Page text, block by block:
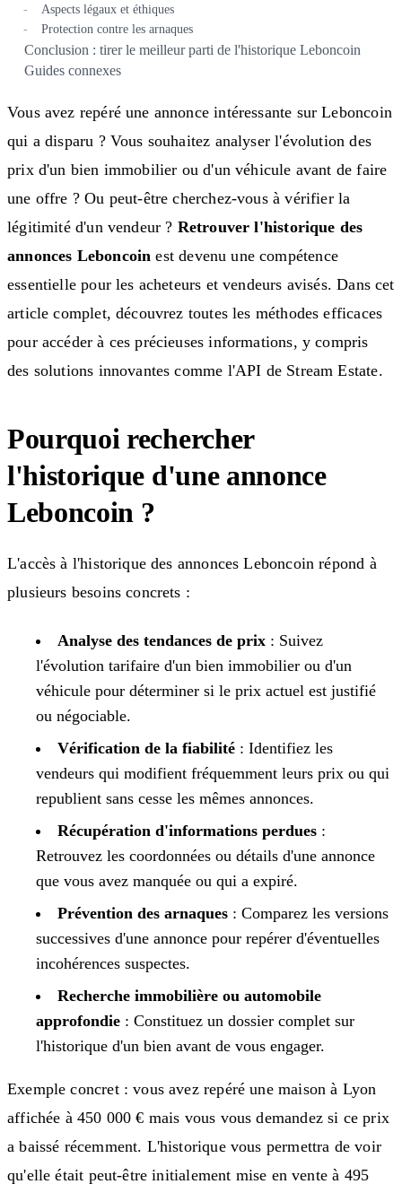
Aspects légaux et éthiques
Protection contre les arnaques
Conclusion : tirer le meilleur parti de l'historique Leboncoin
Guides connexes
Vous avez repéré une annonce intéressante sur Leboncoin
qui a disparu ? Vous souhaitez analyser l'évolution des
prix d'un bien immobilier ou d'un véhicule avant de faire
une offre ? Ou peut-être cherchez-vous à vérifier la
légitimité d'un vendeur ? Retrouver l'historique des
annonces Leboncoin est devenu une compétence
essentielle pour les acheteurs et vendeurs avisés. Dans cet
article complet, découvrez toutes les méthodes efficaces
pour accéder à ces précieuses informations, y compris
des solutions innovantes comme l'API de Stream Estate.
Pourquoi rechercher
l'historique d'une annonce
Leboncoin ?
L'accès à l'historique des annonces Leboncoin répond à
plusieurs besoins concrets :
Analyse des tendances de prix : Suivez
l'évolution tarifaire d'un bien immobilier ou d'un
véhicule pour déterminer si le prix actuel est justifié
ou négociable.
Vérification de la fiabilité : Identifiez les
vendeurs qui modifient fréquemment leurs prix ou qui
republient sans cesse les mêmes annonces.
Récupération d'informations perdues :
Retrouvez les coordonnées ou détails d'une annonce
que vous avez manquée ou qui a expiré.
Prévention des arnaques : Comparez les versions
successives d'une annonce pour repérer d'éventuelles
incohérences suspectes.
Recherche immobilière ou automobile
approfondie : Constituez un dossier complet sur
l'historique d'un bien avant de vous engager.
Exemple concret : vous avez repéré une maison à Lyon
affichée à 450 000 € mais vous vous demandez si ce prix
a baissé récemment. L'historique vous permettra de voir
qu'elle était peut-être initialement mise en vente à 495